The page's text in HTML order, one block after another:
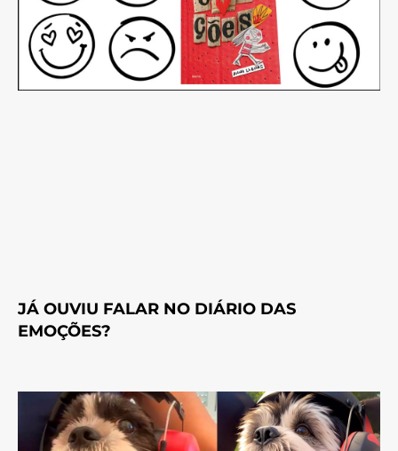
JÁ OUVIU FALAR NO DIÁRIO DAS
EMOÇÕES?